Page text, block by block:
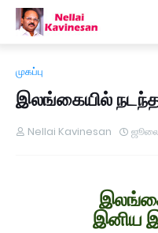
முகப்பு
இலங்கையில்
Nellai Kavinesan
இனிய